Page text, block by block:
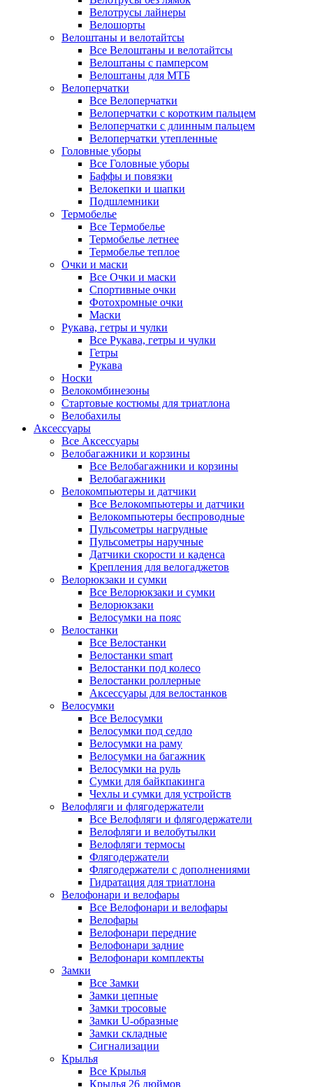
Велотрусы лайнеры
Велошорты
Велоштаны и велотайтсы
Все Велоштаны и велотайтсы
Велоштаны с памперсом
Велоштаны для МТБ
Велоперчатки
Все Велоперчатки
Велоперчатки с коротким пальцем
Велоперчатки с длинным пальцем
Велоперчатки утепленные
Головные уборы
Все Головные уборы
Баффы и повязки
Велокепки и шапки
Подшлемники
Термобелье
Все Термобелье
Термобелье летнее
Термобелье теплое
Очки и маски
Все Очки и маски
Спортивные очки
Фотохромные очки
Маски
Рукава, гетры и чулки
Все Рукава, гетры и чулки
Гетры
Рукава
Носки
Велокомбинезоны
Стартовые костюмы для триатлона
Велобахилы
Аксессуары
Все Аксессуары
Велобагажники и корзины
Все Велобагажники и корзины
Велобагажники
Велокомпьютеры и датчики
Все Велокомпьютеры и датчики
Велокомпьютеры беспроводные
Пульсометры нагрудные
Пульсометры наручные
Датчики скорости и каденса
Крепления для велогаджетов
Велорюкзаки и сумки
Все Велорюкзаки и сумки
Велорюкзаки
Велосумки на пояс
Велостанки
Все Велостанки
Велостанки smart
Велостанки под колесо
Велостанки роллерные
Аксессуары для велостанков
Велосумки
Все Велосумки
Велосумки под седло
Велосумки на раму
Велосумки на багажник
Велосумки на руль
Сумки для байкпакинга
Чехлы и сумки для устройств
Велофляги и флягодержатели
Все Велофляги и флягодержатели
Велофляги и велобутылки
Велофляги термосы
Флягодержатели
Флягодержатели с дополнениями
Гидратация для триатлона
Велофонари и велофары
Все Велофонари и велофары
Велофары
Велофонари передние
Велофонари задние
Велофонари комплекты
Замки
Все Замки
Замки цепные
Замки тросовые
Замки U-образные
Замки складные
Сигнализации
Крылья
Все Крылья
Крылья 26 дюймов